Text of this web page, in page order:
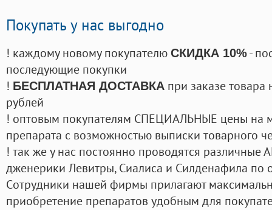
Покупать у нас выгодно
! каждому новому покупателю СКИДКА 10%-
последующие покупки
! БЕСПЛАТНАЯ ДОСТАВКА при заказе
рублей
! оптовым покупателям СПЕЦИАЛЬНЫЕ цены на
препарата с возможностью выписки товарного
! так же у нас постоянно проводятся
дженерики Левитры, Сиалиса и Силденафила по
Cотрудники нашей фирмы прилагают
приобретение препаратов удобным для